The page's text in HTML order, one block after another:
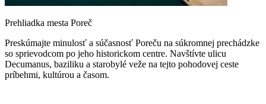
Prehliadka mesta Poreč
Preskúmajte minulosť a súčasnosť Poreču na súkromnej prechádzke
so sprievodcom po jeho historickom centre. Navštívte ulicu
Decumanus, baziliku a starobylé veže na tejto pohodovej ceste
príbehmi, kultúrou a časom.